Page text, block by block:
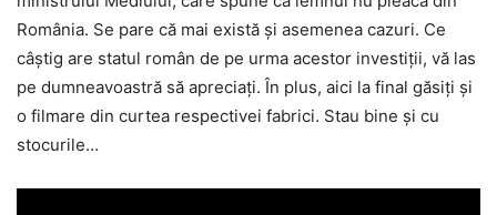
România. Se pare că mai există și asemenea cazuri. Ce
câștig are statul român de pe urma acestor investiții, vă las
pe dumneavoastră să apreciați. În plus, aici la final găsiți și
o filmare din curtea respectivei fabrici. Stau bine și cu
stocurile…